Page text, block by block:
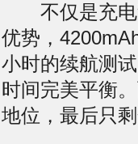
不仅是充电
优势，
小时的续航测
时间完美平衡
地位，最后只